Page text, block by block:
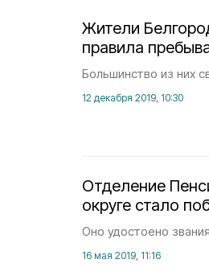
Жители
правила
Большинство из них
12 декабря 2019, 10:30
Отделение
округе стало
Оно удостоено
16 мая 2019, 11:16